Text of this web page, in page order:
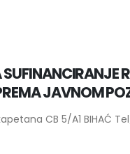
JAVNOM
CB 5/A1 BIHAĆ